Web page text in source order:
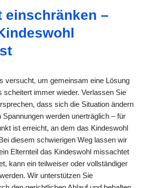
einschränken –
versucht, um gemeinsam eine Lösung
scheitert immer wieder. Verlassen Sie
dass sich die Situation ändern
werden unerträglich – für
ist erreicht, an dem das Kindeswohl
diesem schwierigen Weg lassen wir
Elternteil das Kindeswohl missachtet
kann ein teilweiser oder vollständiger
Wir unterstützen Sie